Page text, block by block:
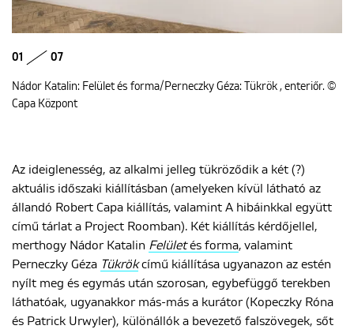
01 07
Nádor Katalin: Felület és forma/Perneczky Géza: Tükrök , enteriőr. ©
Capa Központ
Az ideiglenesség, az alkalmi jelleg tükröződik a két (?)
aktuális időszaki kiállításban (amelyeken kívül látható az
állandó Robert Capa kiállítás, valamint A hibáinkkal együtt
című tárlat a Project Roomban). Két kiállítás kérdőjellel,
merthogy Nádor Katalin Felületés forma, valamint
Perneczky Géza Tükrökcímű kiállítása ugyanazon az estén
nyílt meg és egymás után szorosan, egybefüggő terekben
láthatóak, ugyanakkor más-más a kurátor (Kopeczky Róna
és Patrick Urwyler), különállók a bevezető falszövegek, sőt